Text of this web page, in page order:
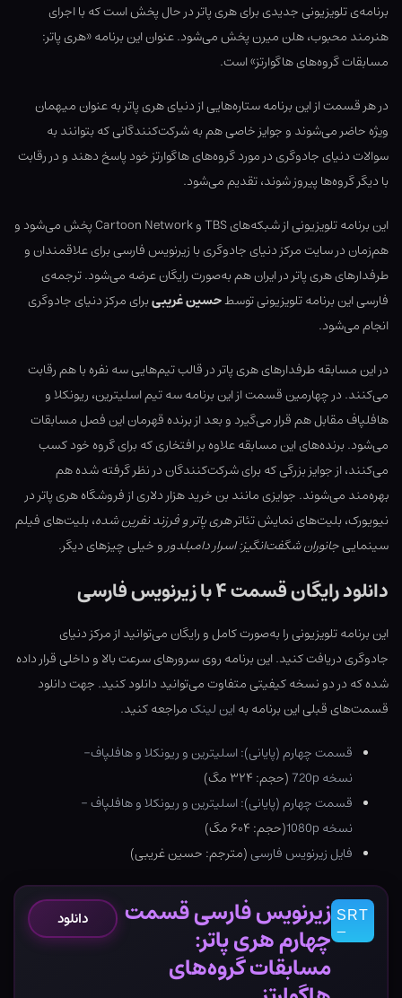
برنامه‌ی تلویزیونی جدیدی برای هری پاتر در حال پخش است که با اجرای
هنرمند محبوب، هلن میرن پخش می‌شود. عنوان این برنامه «هری پاتر:
مسابقات گروه‌های هاگوارتز» است.
در هر قسمت از این برنامه ستاره‌هایی از دنیای هری پاتر به عنوان میهمان
ویژه حاضر می‌شوند و جوایز خاصی هم به شرکت‌کنندگانی که بتوانند به
سوالات دنیای جادوگری در مورد گروه‌های هاگوارتز خود پاسخ دهند و در رقابت
با دیگر گروه‌ها پیروز شوند، تقدیم می‌شود.
این برنامه تلویزیونی از شبکه‌های TBS و Cartoon Network پخش می‌شود و
هم‌زمان در سایت مرکز دنیای جادوگری با زیرنویس فارسی برای علاقمندان و
طرفدارهای هری پاتر در ایران هم به‌صورت رایگان عرضه می‌شود. ترجمه‌ی
فارسی این برنامه تلویزیونی توسطحسین غریبیبرای مرکز دنیای جادوگری
انجام می‌شود.
در این مسابقه طرفدارهای هری پاتر در قالب تیم‌هایی سه نفره با هم رقابت
می‌کنند. در چهارمین قسمت از این برنامه سه تیم اسلیترین، ریونکلا و
هافلپاف مقابل هم قرار می‌گیرد و بعد از برنده قهرمان این فصل مسابقات
می‌شود. برنده‌های این مسابقه علاوه بر افتخاری که برای گروه خود کسب
می‌کنند، از جوایز بزرگی که برای شرکت‌کنندگان در نظر گرفته شده هم
بهره‌مند می‌شوند. جوایزی مانند بن خرید هزار دلاری از فروشگاه هری پاتر در
نیویورک، بلیت‌های نمایش تئاترهری پاتر و فرزند نفرین شده، بلیت‌های فیلم
سینماییجانوران شگفت‌انگیز: اسرار دامبلدورو خیلی چیزهای دیگر.
دانلود رایگان قسمت ۴ با زیرنویس فارسی
این برنامه تلویزیونی را به‌صورت کامل و رایگان می‌توانید از مرکز دنیای
جادوگری دریافت کنید. این برنامه روی سرورهای سرعت بالا و داخلی قرار داده
شده که در دو نسخه کیفیتی متفاوت می‌توانید دانلود کنید. جهت دانلود
قسمت‌های قبلی این برنامه بهاین لینکمراجعه کنید.
قسمت چهارم (پایانی): اسلیترین و ریونکلا و هافلپاف-
نسخه 720p
(حجم: ۳۲۴ مگ)
قسمت چهارم (پایانی): اسلیترین و ریونکلا و هافلپاف –
نسخه 1080p
(حجم: ۶۰۴ مگ)
فایل زیرنویس فارسی(مترجم: حسین غریبی)
زیرنویس فارسی قسمت
چهارم هری پاتر:
مسابقات گروه‌های
دانلود